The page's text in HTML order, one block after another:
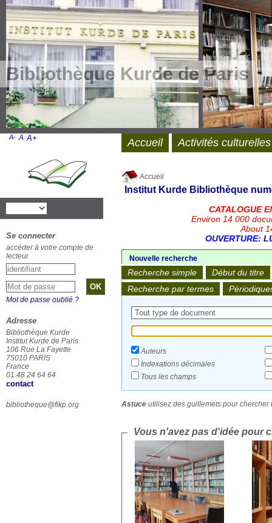
Bibliothèque Kurde de Paris
Accueil
Institut Kurde Bibliothèque
CATALOGUE
Environ 14 000
About
OUVERTURE:
Nouvelle recherche
Recherche simple
Début du titre
Recherche par termes
Auteurs
Indexations décimales
Tous les champs
Astuce utilisez des guillemets pour
Vous n'avez pas d'idée pour
Accueil Activités culturelles
A- A A+
Se connecter
accéder à votre compte de
lecteur
Mot de passe oublié ?
Adresse
Bibliothèque Kurde
Institut Kurde de Paris
106 Rue La Fayette
75010 PARIS
France
01 48 24 64 64
contact
bibliotheque@fikp.org